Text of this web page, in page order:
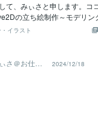
て、みぃさと申します。コ
の立ち絵制作～モデリン
ンに制作活動をしています
、どういった内容から立ち絵
いるのか、ご依頼をご検討
が少しでも参考になればと
た目の年齢： □髪型： □髪
イラスト
さ＠お仕事
中
2024/12/18